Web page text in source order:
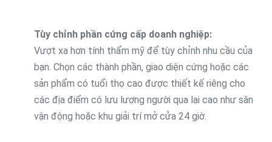
Tùy chỉnh phần cứng cấp doanh nghiệp:
Vượt xa hơn tính thẩm mỹ để tùy chỉnh nhu cầu của
bạn. Chọn các thành phần, giao diện cứng hoặc các
sản phẩm có tuổi thọ cao được thiết kế riêng cho
các địa điểm có lưu lượng người qua lại cao như sân
vận động hoặc khu giải trí mở cửa 24 giờ.